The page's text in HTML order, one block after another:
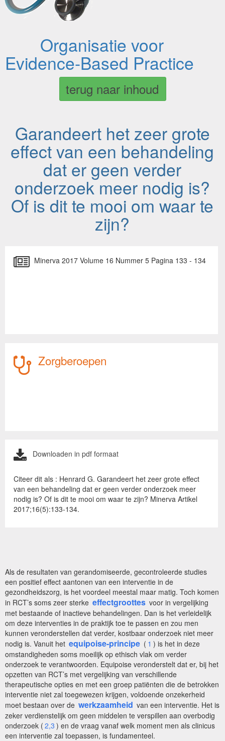
Organisatie voor
Evidence-Based Practice
terug naar inhoud
Garandeert het zeer grote
effect van een behandeling
dat er geen verder
onderzoek meer nodig is?
Of is dit te mooi om waar te
zijn?
Minerva 2017 Volume 16 Nummer 5 Pagina 133 - 134
Zorgberoepen
Downloaden in pdf formaat
Citeer dit als : Henrard G. Garandeert het zeer grote effect
van een behandeling dat er geen verder onderzoek meer
nodig is? Of is dit te mooi om waar te zijn? Minerva Artikel
2017;16(5):133-134.
Als de resultaten van gerandomiseerde, gecontroleerde studies
een positief effect aantonen van een interventie in de
gezondheidszorg, is het voordeel meestal maar matig. Toch komen
in RCT’s soms zeer sterke effectgroottes voor in vergelijking
met bestaande of inactieve behandelingen. Dan is het verleidelijk
om deze interventies in de praktijk toe te passen en zou men
kunnen veronderstellen dat verder, kostbaar onderzoek niet meer
nodig is. Vanuit het equipoise-principe ( 1 ) is het in deze
omstandigheden soms moeilijk op ethisch vlak om verder
onderzoek te verantwoorden. Equipoise veronderstelt dat er, bij het
opzetten van RCT’s met vergelijking van verschillende
therapeutische opties en met een groep patiënten die de betrokken
interventie niet zal toegewezen krijgen, voldoende onzekerheid
moet bestaan over de werkzaamheid van een interventie. Het is
zeker verdienstelijk om geen middelen te verspillen aan overbodig
onderzoek ( 2,3 ) en de vraag vanaf welk moment men als clinicus
een interventie zal toepassen, is fundamenteel.